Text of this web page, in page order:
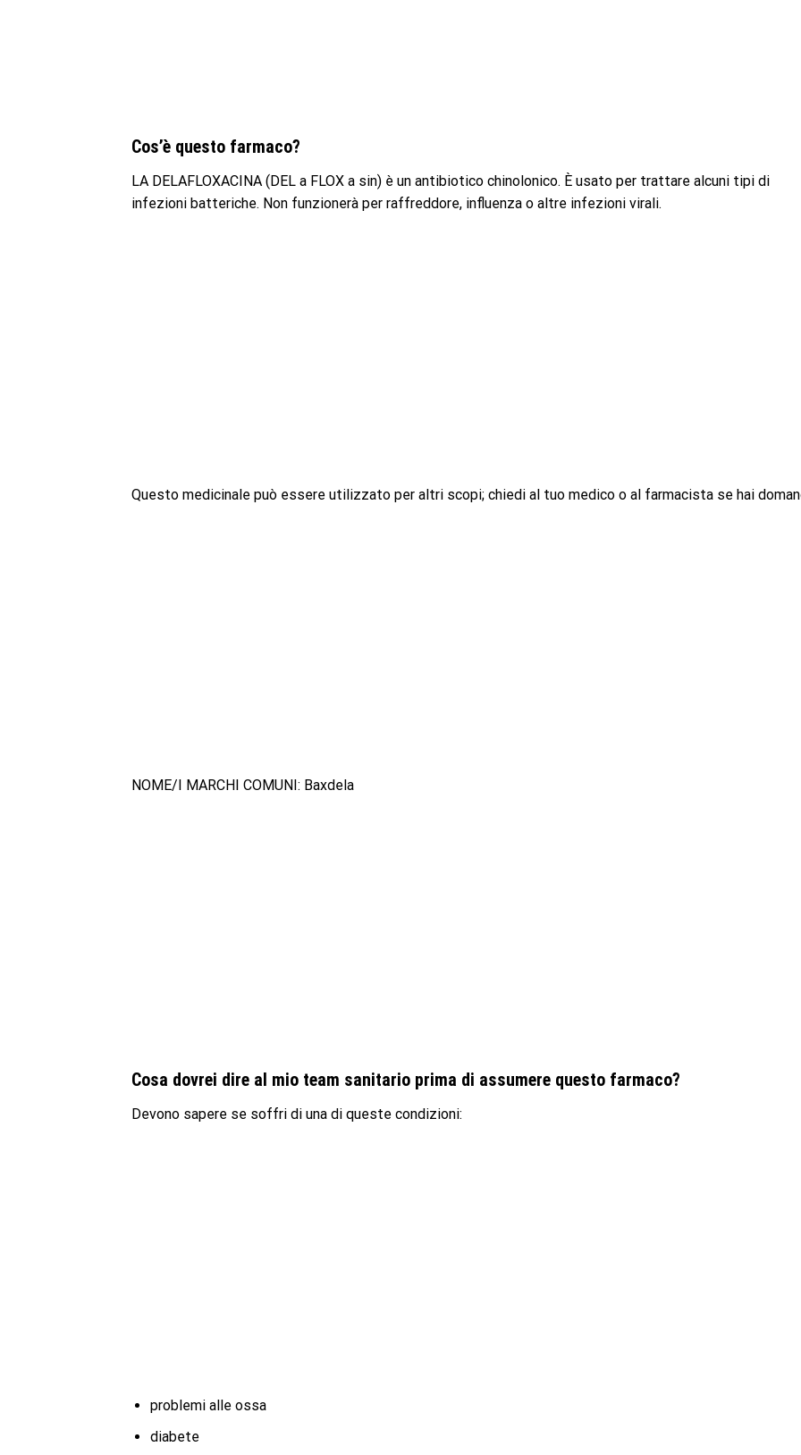
Cos’è questo farmaco?
LA DELAFLOXACINA (DEL a FLOX a sin) è un antibiotico chinolonico. È usato per trattare alcuni tipi di
infezioni batteriche. Non funzionerà per raffreddore, influenza o altre infezioni virali.
Questo medicinale può essere utilizzato per altri scopi; chiedi al tuo medico o al farmacista se hai
NOME/I MARCHI COMUNI: Baxdela
Cosa dovrei dire al mio team sanitario prima di assumere questo farmaco?
Devono sapere se soffri di una di queste condizioni:
problemi alle ossa
diabete